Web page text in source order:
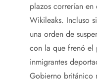
plazos correrían
Wikileaks. Incluso
una orden de
con la que frenó el
inmigrantes
Gobierno británico